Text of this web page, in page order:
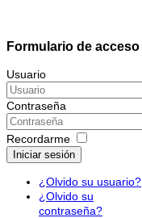
Formulario de acceso
Usuario
Contraseña
Recordarme
Iniciar sesión
¿Olvido su usuario?
¿Olvido su
contraseña?